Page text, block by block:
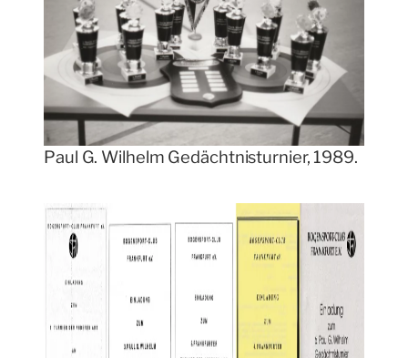
Paul G. Wilhelm Gedächtnisturnier, 1989.